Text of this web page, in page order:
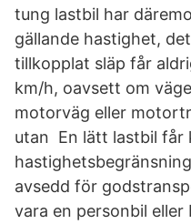
tung lastbil har
gällande hastighet,
tillkopplat släp får
km/h, oavsett om
motorväg eller
utan En lätt lastbil får
avsedd för
vara en personbil eller